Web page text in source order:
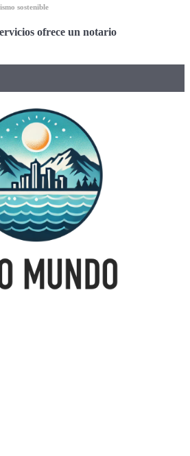
sostenible
ofrece un notario